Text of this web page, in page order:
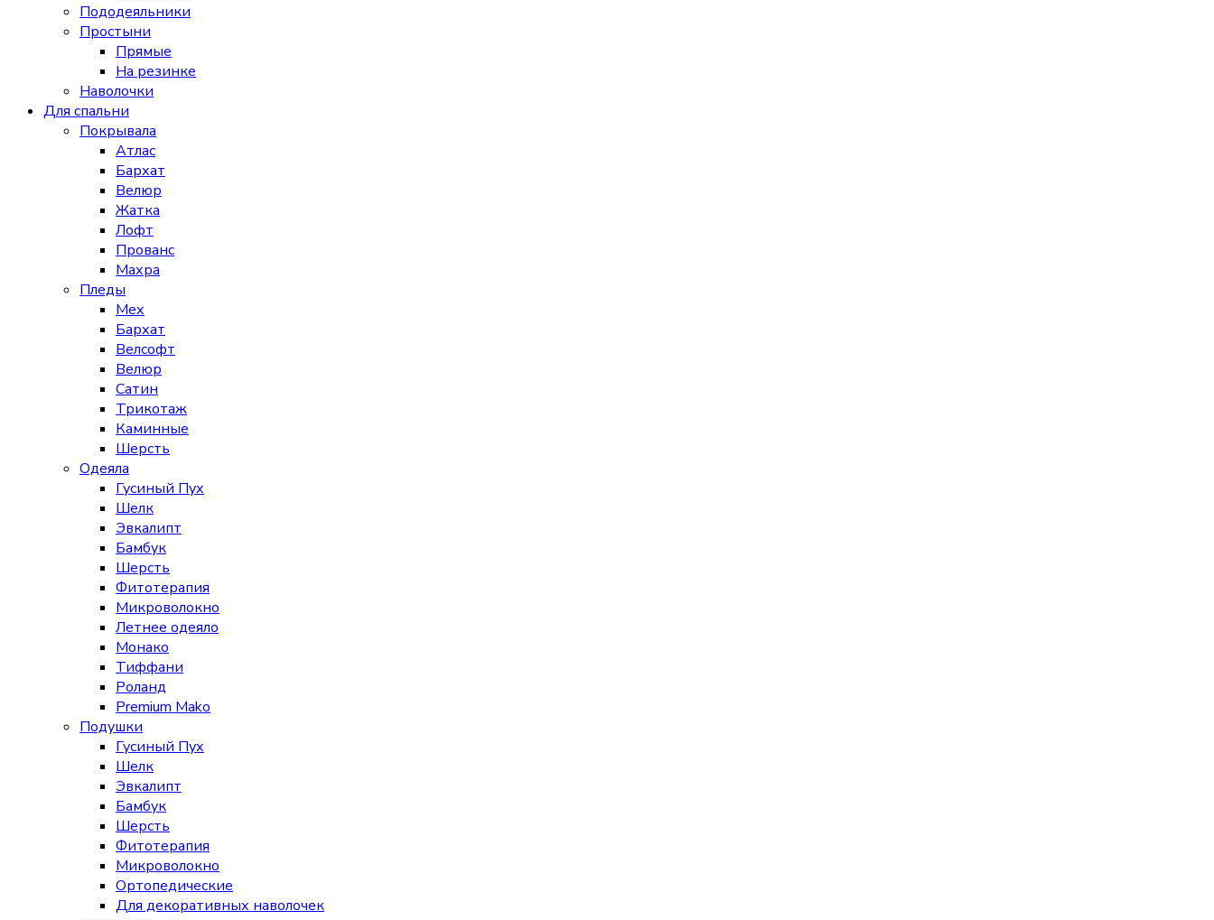
Пододеяльники
Простыни
Прямые
На резинке
Наволочки
Для спальни
Покрывала
Атлас
Бархат
Велюр
Жатка
Лофт
Прованс
Махра
Пледы
Мех
Бархат
Велсофт
Велюр
Сатин
Трикотаж
Каминные
Шерсть
Одеяла
Гусиный Пух
Шелк
Эвкалипт
Бамбук
Шерсть
Фитотерапия
Микроволокно
Летнее одеяло
Монако
Тиффани
Роланд
Premium Mako
Подушки
Гусиный Пух
Шелк
Эвкалипт
Бамбук
Шерсть
Фитотерапия
Микроволокно
Ортопедические
Для декоративных наволочек